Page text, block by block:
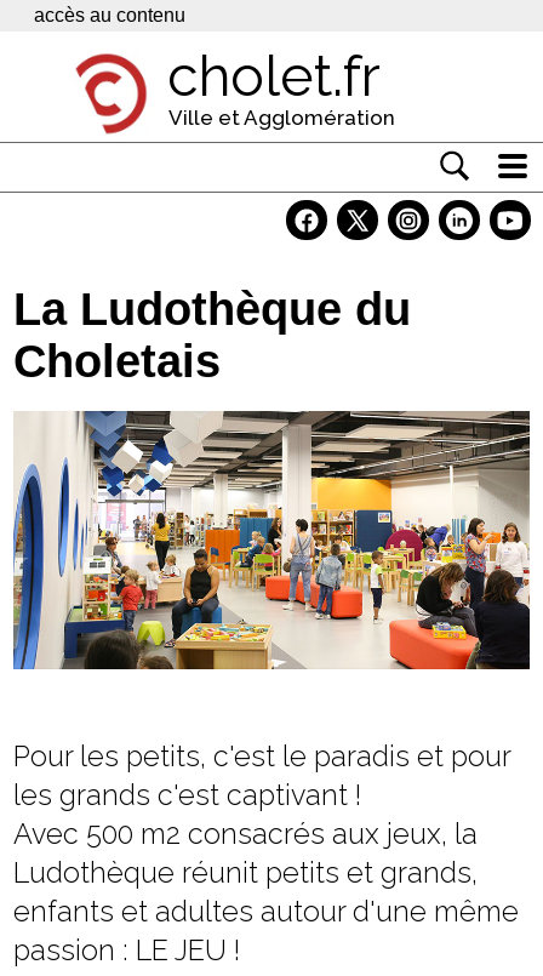
Panneau de gestion des cookies
accès au contenu
cholet.fr
Ville et Agglomération
Economie
Services
Contacts
La Ludothèque du
Choletais
Pour les petits, c'est le paradis et pour
les grands c'est captivant !
Avec 500 m2 consacrés aux jeux, la
Ludothèque réunit petits et grands,
enfants et adultes autour d'une même
passion : LE JEU !